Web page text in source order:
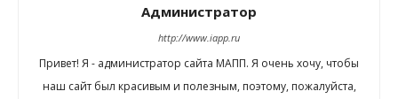
Администратор
http://www.iapp.ru
Привет! Я - администратор сайта МАПП. Я очень хочу, чтобы
наш сайт был красивым и полезным, поэтому, пожалуйста,